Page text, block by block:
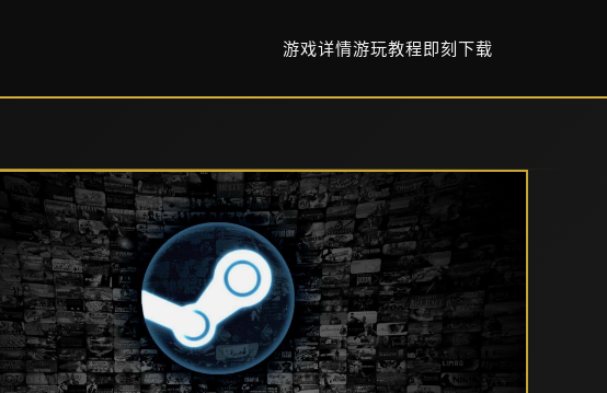
游戏详情游玩教程即刻下载